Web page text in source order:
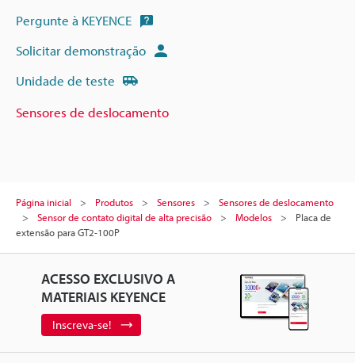
Pergunte à KEYENCE
Solicitar demonstração
Unidade de teste
Sensores de deslocamento
Página inicial Produtos Sensores
Sensores de deslocamento
Sensor de contato digital de alta precisão
Modelos
Placa de
extensão para GT2-100P
ACESSO EXCLUSIVO A
MATERIAIS KEYENCE
Inscreva-se!